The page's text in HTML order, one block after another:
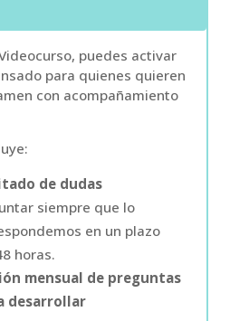
puedes activar
para quienes quieren
con acompañamiento
de dudas
siempre que lo
en un plazo
horas.
mensual de preguntas
desarrollar